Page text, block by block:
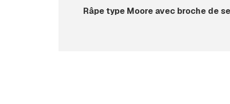
Râpe type Moore avec broche de